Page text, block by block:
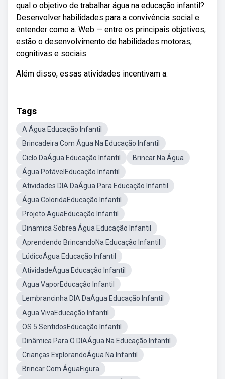
qual o objetivo de trabalhar água na educação infantil?
Desenvolver habilidades para a convivência social e
entender como a. Web — entre os principais objetivos,
estão o desenvolvimento de habilidades motoras,
cognitivas e sociais.
Além disso, essas atividades incentivam a.
Tags
A Água Educação Infantil
Brincadeira Com Água Na Educação Infantil
Ciclo DaÁgua Educação Infantil
Brincar Na Água
Água PotávelEducação Infantil
Atividades DIA DaÁgua Para Educação Infantil
Água ColoridaEducação Infantil
Projeto AguaEducação Infantil
Dinamica Sobrea Água Educação Infantil
Aprendendo BrincandoNa Educação Infantil
LúdicoÁgua Educação Infantil
AtividadeÁgua Educação Infantil
Agua VaporEducação Infantil
Lembrancinha DIA DaÁgua Educação Infantil
Agua VivaEducação Infantil
OS 5 SentidosEducação Infantil
Dinâmica Para O DIAÁgua Na Educação Infantil
Crianças ExplorandoÁgua Na Infantil
Brincar Com ÁguaFigura